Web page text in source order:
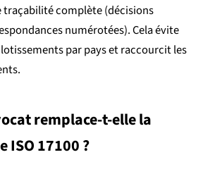
complète (décisions
numérotées). Cela évite
par pays et raccourcit les
remplace-t-elle la
17100 ?